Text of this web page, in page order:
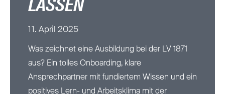
LASSEN
11. April 2025
Was zeichnet eine Ausbildung bei der LV 1871
aus? Ein tolles Onboarding, klare
Ansprechpartner mit fundiertem Wissen und ein
positives Lern- und Arbeitsklima mit der